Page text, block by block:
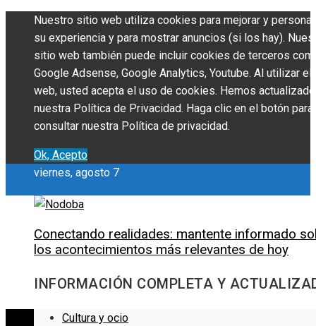
Nuestro sitio web utiliza cookies para mejorar y
su experiencia y para mostrar anuncios (si los hay).
sitio web también puede incluir cookies de terceros
Google Adsense, Google Analytics, Youtube. Al utilizar
web, usted acepta el uso de cookies. Hemos actualizado
nuestra Política de Privacidad. Haga clic en el botón para
consultar nuestra Política de privacidad.
Ok, Acepto
viernes, agosto 7
Conectando realidades: mantente informado
los acontecimientos más relevantes de hoy
INFORMACIÓN COMPLETA Y
Cultura y ocio